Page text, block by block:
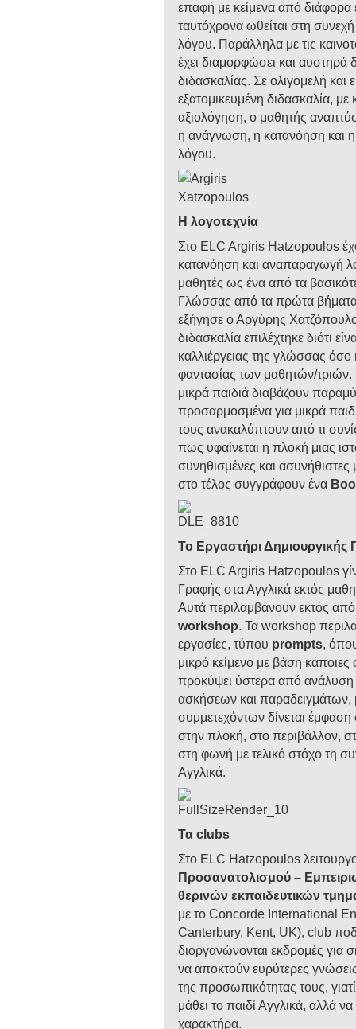
επαφή με κείμενα από διάφορα
ταυτόχρονα ωθείται στη
λόγου. Παράλληλα με τις
έχει διαμορφώσει και
διδασκαλίας. Σε ολιγομελή και
εξατομικευμένη διδασκαλία, με
αξιολόγηση, ο μαθητής
η ανάγνωση, η κατανόηση και
λόγου.
Η λογοτεχνία
Στο ELC Argiris Hatzopoulos
κατανόηση και αναπαραγωγή
μαθητές ως ένα από τα
Γλώσσας από τα πρώτα
εξήγησε ο Αργύρης
διδασκαλία επιλέχτηκε διότι
καλλιέργειας της γλώσσας όσο
φαντασίας των μαθητών/
μικρά παιδιά διαβάζουν
προσαρμοσμένα για μικρά
τους ανακαλύπτουν από τι
πως υφαίνεται η πλοκή μιας
συνηθισμένες και
στο τέλος συγγράφουν ένα
Το Εργαστήρι Δημιουργικής
Στο ELC Argiris Hatzopoulos
Γραφής στα Αγγλικά εκτός
Αυτά περιλαμβάνουν εκτός
workshop. Τα workshop
εργασίες, τύπου prompts,
μικρό κείμενο με βάση κάποιες
προκύψει ύστερα από
ασκήσεων και
συμμετεχόντων δίνεται
στην πλοκή, στο περιβάλλον,
στη φωνή με τελικό στόχο τη
Αγγλικά.
Τα clubs
Στο ELC Hatzopoulos
Προσανατολισμού –
θερινών εκπαιδευτικών
με το Concorde International
Canterbury, Kent, UK), club
διοργανώνονται εκδρομές για
να αποκτούν ευρύτερες
της προσωπικότητας τους,
μάθει το παιδί Αγγλικά, αλλά
χαρακτήρα.